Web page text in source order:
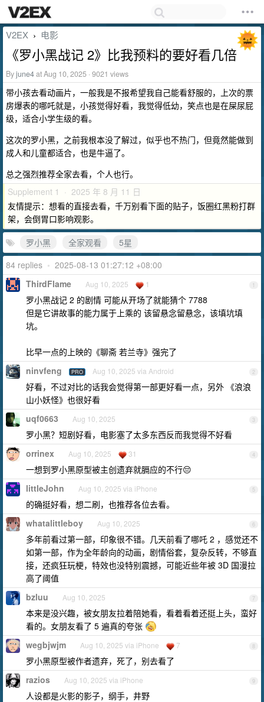
V2EX › 电影
《罗小黑战记 2》比我预料的要好看几倍
Byjune4at Aug 10, 2025 · 9021 views
带小孩去看动画片，一般我是不报希望我自己能看舒服的，上次的票
房爆表的哪吒就是，小孩觉得好看，我觉得低幼，笑点也是在屎尿屁
级，适合小学生级的看。
这次的罗小黑，之前我根本没了解过，似乎也不热门，但竟然能做到
成人和儿童都适合，也是牛逼了。
总之强烈推荐全家去看，个人也行。
Supplement 1 · 2025 年 8 月 11 日
友情提示：想看的直接去看，千万别看下面的贴子，饭圈红黑粉打群
架，会倒胃口影响观影。
罗小黑
全家观看
5星
84 replies • 2025-08-13 01:27:12 +08:00
1
ThirdFlame Aug 10, 2025 1
罗小黑战记 2 的剧情 可能从开场了就能猜个 7788
但是它讲故事的能力属于上乘的 该留悬念留悬念，该填坑填
坑。
比早一点的上映的《聊斋 若兰寺》强完了
2
ninvfeng PRO Aug 10, 2025 via Android
好看，不过对比的话我会觉得第一部更好看一点，另外 《浪浪
山小妖怪》也很好看
3
uqf0663 Aug 10, 2025
罗小黑？短剧好看，电影塞了太多东西反而我觉得不好看
4
orrinex Aug 10, 2025 31
一想到罗小黑原型被主创遗弃就膈应的不行😔
5
littleJohn Aug 10, 2025 via iPhone
的确挺好看，想二刷，也推荐各位去看。
6
whatalittleboy Aug 10, 2025
多年前看过第一部，印象很不错。几天前看了哪吒 2 ，感觉还不
如第一部，作为全年龄向的动画，剧情俗套，复杂反转，不够直
接，还疯狂玩梗，特效也没特别震撼，可能近些年被 3D 国漫拉
高了阈值
7
bzluu Aug 10, 2025
本来是没兴趣，被女朋友拉着陪她看，看着看着还挺上头，蛮好
看的。女朋友看了 5 遍真的夸张
8
wegbjwjm Aug 10, 2025 via iPhone 7
罗小黑原型被作者遗弃，死了，别去看了
9
razios Aug 10, 2025 via iPhone
人设都是火影的影子，纲手，井野